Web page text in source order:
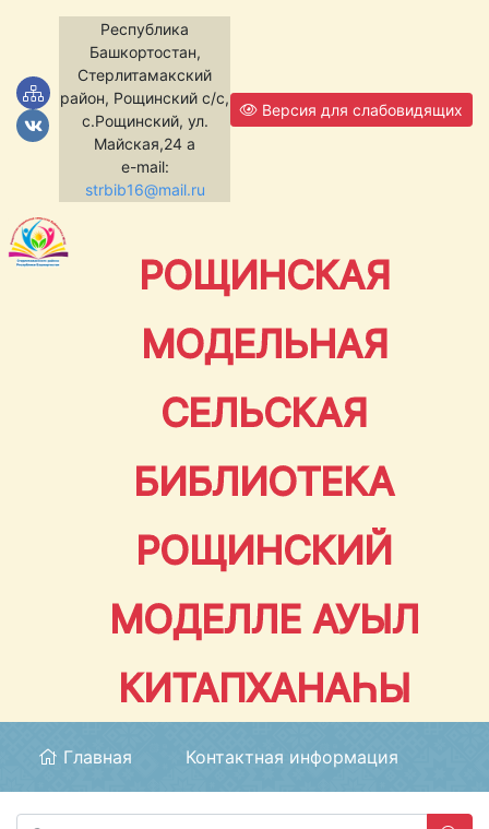
Республика
Башкортостан,
Стерлитамакский
район, Рощинский с/с,
с.Рощинский, ул.
Майская,24 а
e-mail:
strbib16@mail.ru
Версия для слабовидящих
РОЩИНСКАЯ
МОДЕЛЬНАЯ
СЕЛЬСКАЯ
БИБЛИОТЕКА
РОЩИНСКИЙ
МОДЕЛЛЕ АУЫЛ
КИТАПХАНАҺЫ
Главная Контактная информация